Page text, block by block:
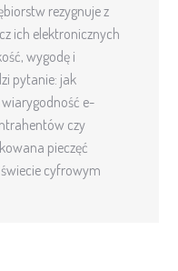
rezygnuje z
ich elektronicznych
wygodę i
pytanie: jak
e-
czy
pieczęć
cyfrowym